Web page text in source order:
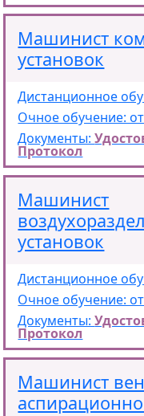
Машинист
установок
Дистанционное
Очное обучение: от
Документы:
Протокол
Машинист
установок
Дистанционное
Очное обучение: от
Документы:
Протокол
Машинист